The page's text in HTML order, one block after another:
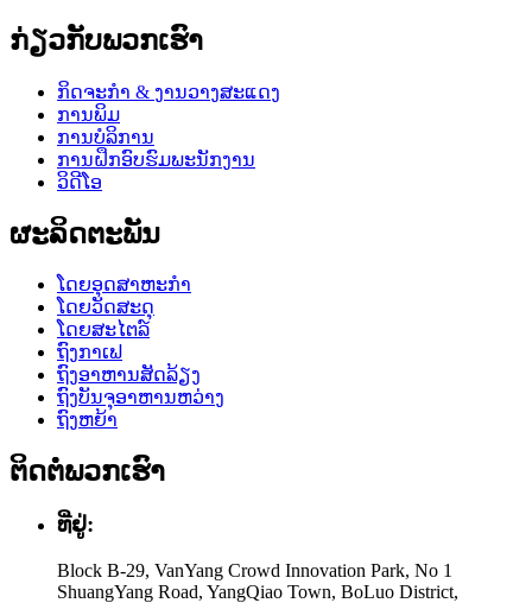
ກ່ຽວກັບພວກເຮົາ
ກິດຈະກໍາ & ງານວາງສະແດງ
ການພິມ
ການບໍລິການ
ການຝຶກອົບຮົມພະນັກງານ
ວິດີໂອ
ຜະລິດຕະພັນ
ໂດຍອຸດສາຫະກໍາ
ໂດຍວັດສະດຸ
ໂດຍສະໄຕລ໌
ຖົງກາເຟ
ຖົງອາຫານສັດລ້ຽງ
ຖົງບັນຈຸອາຫານຫວ່າງ
ຖົງຫຍ້າ
ຕິດຕໍ່ພວກເຮົາ
ທີ່ຢູ່:
Block B-29, VanYang Crowd Innovation Park, No 1
ShuangYang Road, YangQiao Town, BoLuo District,